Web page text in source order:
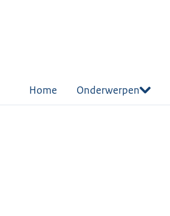
Home Onderwerpen